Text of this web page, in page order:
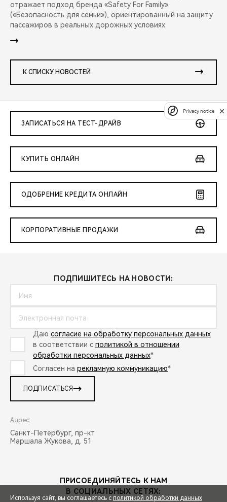
отражает подход бренда «Safety For Family»
(«Безопасность для семьи»), ориентированный на защиту
пассажиров в реальных дорожных условиях.
К СПИСКУ НОВОСТЕЙ
ЗАПИСАТЬСЯ НА ТЕСТ-ДРАЙВ
КУПИТЬ ОНЛАЙН
ОДОБРЕНИЕ КРЕДИТА ОНЛАЙН
КОРПОРАТИВНЫЕ ПРОДАЖИ
ПОДПИШИТЕСЬ НА НОВОСТИ:
Даю согласие на обработку персональных данных
в соответствии с политикой в отношении
обработки персональных данных*
Согласен на рекламную коммуникацию*
ПОДПИСАТЬСЯ
Адрес:
Санкт-Петербург, пр-кт
Маршала Жукова, д. 51
ПРИСОЕДИНЯЙТЕСЬ К НАМ
В СОЦИАЛЬНЫХ СЕТЯХ:
Используя сайт, вы соглашаетесь с политикой обработки данных
Privacy notice